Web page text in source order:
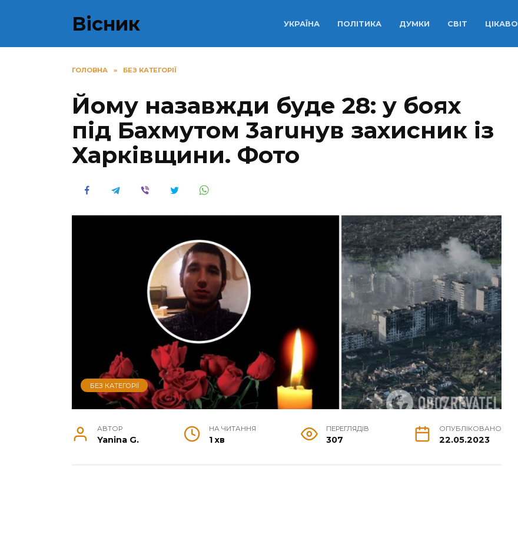
Вісник УКРАЇНА ПОЛІТИКА ДУМКИ СВІТ ЦІКАВО
ГОЛОВНА » БЕЗ КАТЕГОРІЇ
Йому назавжди буде 28: у бoяx
під Бахмутом 3aruнув захисник із
Харківщини. Фото
БЕЗ КАТЕГОРІЇ
АВТОР
Yanina G.
НА ЧИТАННЯ
1 хв
ПЕРЕГЛЯДІВ
307
ОПУБЛІКОВАНО
22.05.2023